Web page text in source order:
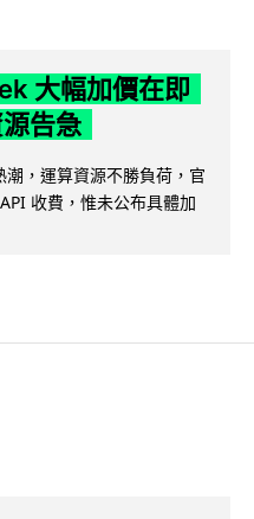
大幅加價在即
告急
，運算資源不勝負荷，官
收費，惟未公布具體加